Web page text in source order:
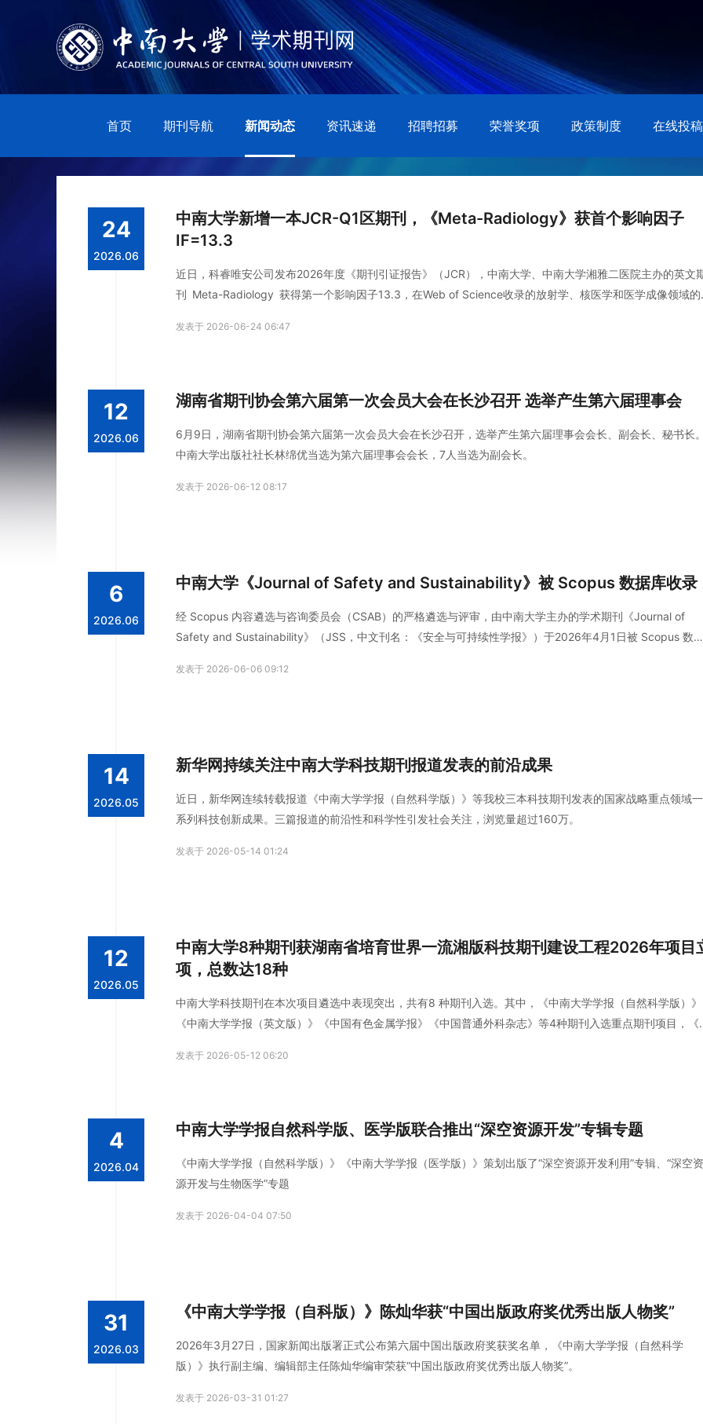
首页 期刊导航 新闻动态 资讯速递 招聘招募 荣誉奖项 政策制度 在线投稿
24
2026.06
中南大学新增一本JCR-Q1区期刊，《Meta-Radiology》获首个影响因子
IF=13.3
近日，科睿唯安公司发布2026年度《期刊引证报告》（JCR），中南大学、中南大学湘雅二医院主办的英文
刊 Meta-Radiology 获得第一个影响因子13.3，在Web of Science收录的放射学、核医学和医学成像领域的
发表于 2026-06-24 06:47
12
2026.06
湖南省期刊协会第六届第一次会员大会在长沙召开 选举产生第六届理事会
6月9日，湖南省期刊协会第六届第一次会员大会在长沙召开，选举产生第六届理事会会长、副会长、秘书长
中南大学出版社社长林绵优当选为第六届理事会会长，7人当选为副会长。
发表于 2026-06-12 08:17
6
2026.06
中南大学《Journal of Safety and Sustainability》被 Scopus 数据库收录
经 Scopus 内容遴选与咨询委员会（CSAB）的严格遴选与评审，由中南大学主办的学术期刊《Journal of
Safety and Sustainability》（JSS，中文刊名：《安全与可持续性学报》）于2026年4月1日被 Scopus 数
发表于 2026-06-06 09:12
14
2026.05
新华网持续关注中南大学科技期刊报道发表的前沿成果
近日，新华网连续转载报道《中南大学学报（自然科学版）》等我校三本科技期刊发表的国家战略重点领域一
系列科技创新成果。三篇报道的前沿性和科学性引发社会关注，浏览量超过160万。
发表于 2026-05-14 01:24
12
2026.05
中南大学8种期刊获湖南省培育世界一流湘版科技期刊建设工程2026年项目
项，总数达18种
中南大学科技期刊在本次项目遴选中表现突出，共有8 种期刊入选。其中，《中南大学学报（自然科学版）》
《中南大学学报（英文版）》《中国有色金属学报》《中国普通外科杂志》等4种期刊入选重点期刊项目，《
展（英文）》《铁道科学与技术学报（英文）》等2种期刊入选高起点新刊项目。
发表于 2026-05-12 06:20
4
2026.04
中南大学学报自然科学版、医学版联合推出“深空资源开发”专辑专题
《中南大学学报（自然科学版）》《中南大学学报（医学版）》策划出版了“深空资源开发利用”专辑、“深空资
源开发与生物医学”专题
发表于 2026-04-04 07:50
31
2026.03
《中南大学学报（自科版）》陈灿华获“中国出版政府奖优秀出版人物奖”
2026年3月27日，国家新闻出版署正式公布第六届中国出版政府奖获奖名单，《中南大学学报（自然科学
版）》执行副主编、编辑部主任陈灿华编审荣获“中国出版政府奖优秀出版人物奖”。
发表于 2026-03-31 01:27